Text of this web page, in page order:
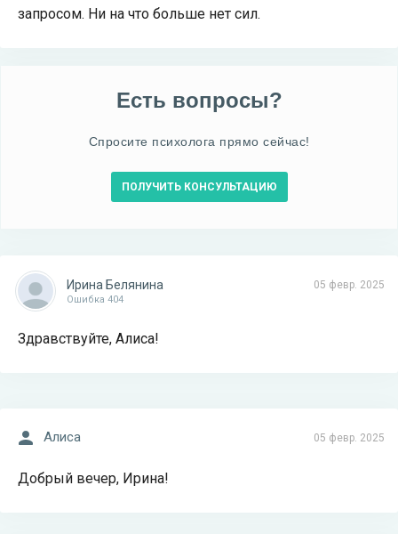
запросом. Ни на что больше нет сил.
Есть вопросы?
Спросите психолога прямо сейчас!
ПОЛУЧИТЬ КОНСУЛЬТАЦИЮ
05 февр. 2025
Ирина Белянина
Ошибка 404
Здравствуйте, Алиса!
05 февр. 2025
Алиса
Добрый вечер, Ирина!